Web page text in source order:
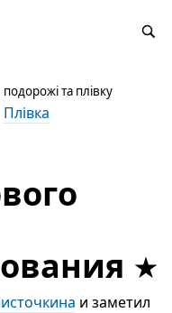
та плівку
Плівка
и заметил